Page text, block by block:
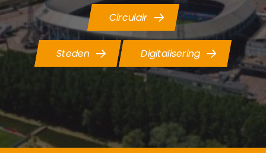
link)
Circulair
Steden Digitalisering